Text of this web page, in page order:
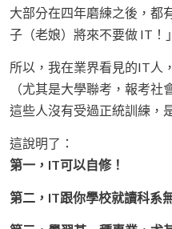
大部分在四年磨練之後，都
子（老娘）將來不要做 IT！」
所以，我在業界看見的IT人
（尤其是大學聯考，報考社
這些人沒有受過正統訓練，
這說明了：
第一，IT可以自修！
第二，IT跟你學校就讀科系